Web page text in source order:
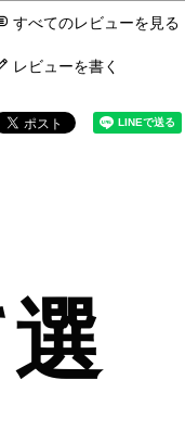
すべてのレビューを見る
レビューを書く